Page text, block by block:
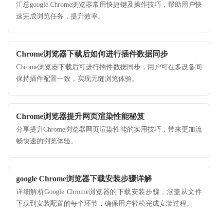
汇总google Chrome浏览器常用快捷键及操作技巧，帮助用户快
速完成浏览任务，提升效率。
Chrome浏览器下载后如何进行插件数据同步
Chrome浏览器下载后可进行插件数据同步，用户可在多设备间
保持插件配置一致，实现无缝浏览体验。
Chrome浏览器提升网页渲染性能秘笈
分享提升Chrome浏览器网页渲染性能的实用技巧，带来更加流
畅快速的浏览体验。
google Chrome浏览器下载安装步骤详解
详细解析Google Chrome浏览器的下载安装步骤，涵盖从文件
下载到安装配置的每个环节，确保用户轻松完成安装过程。